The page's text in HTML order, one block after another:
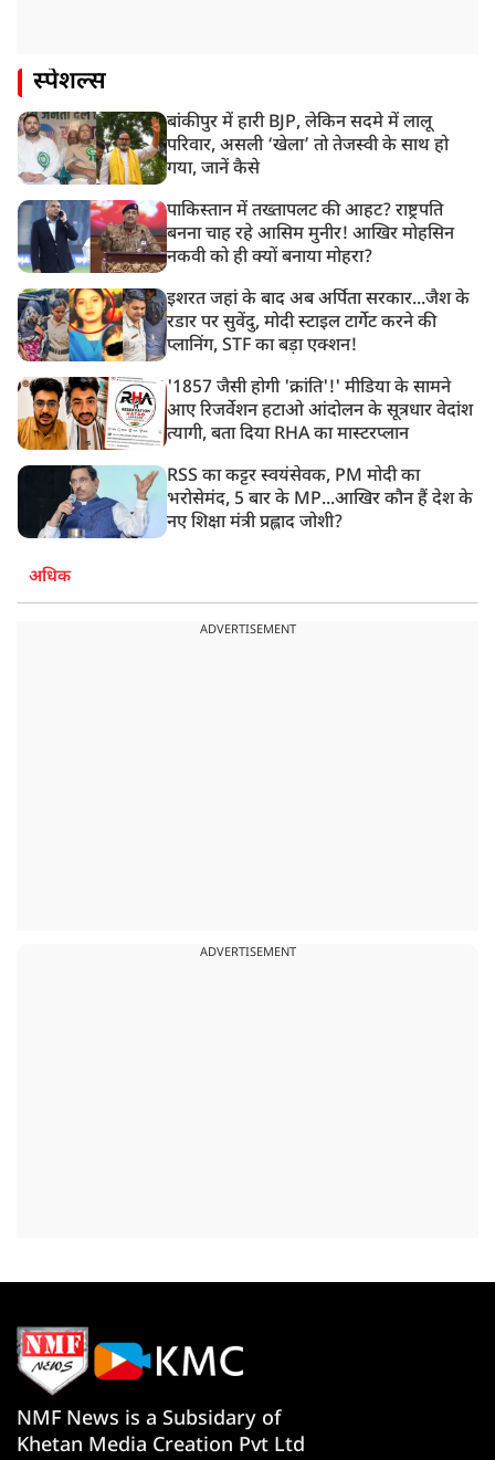
स्पेशल्स
बांकीपुर में हारी BJP, लेकिन सदमे में लालू
परिवार, असली ‘खेला’ तो तेजस्वी के साथ हो
गया, जानें कैसे
पाकिस्तान में तख्तापलट की आहट? राष्ट्रपति
बनना चाह रहे आसिम मुनीर! आखिर मोहसिन
नकवी को ही क्यों बनाया मोहरा?
इशरत जहां के बाद अब अर्पिता सरकार...जैश के
रडार पर सुवेंदु, मोदी स्टाइल टार्गेट करने की
प्लानिंग, STF का बड़ा एक्शन!
'1857 जैसी होगी 'क्रांति'!' मीडिया के सामने
आए रिजर्वेशन हटाओ आंदोलन के सूत्रधार वेदांश
त्यागी, बता दिया RHA का मास्टरप्लान
RSS का कट्टर स्वयंसेवक, PM मोदी का
भरोसेमंद, 5 बार के MP...आखिर कौन हैं देश के
नए शिक्षा मंत्री प्रह्लाद जोशी?
अधिक
ADVERTISEMENT
ADVERTISEMENT
NMF News is a Subsidary of
Khetan Media Creation Pvt Ltd